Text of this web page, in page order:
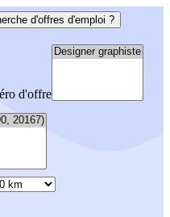
d'offres d'emploi ?
d'offre